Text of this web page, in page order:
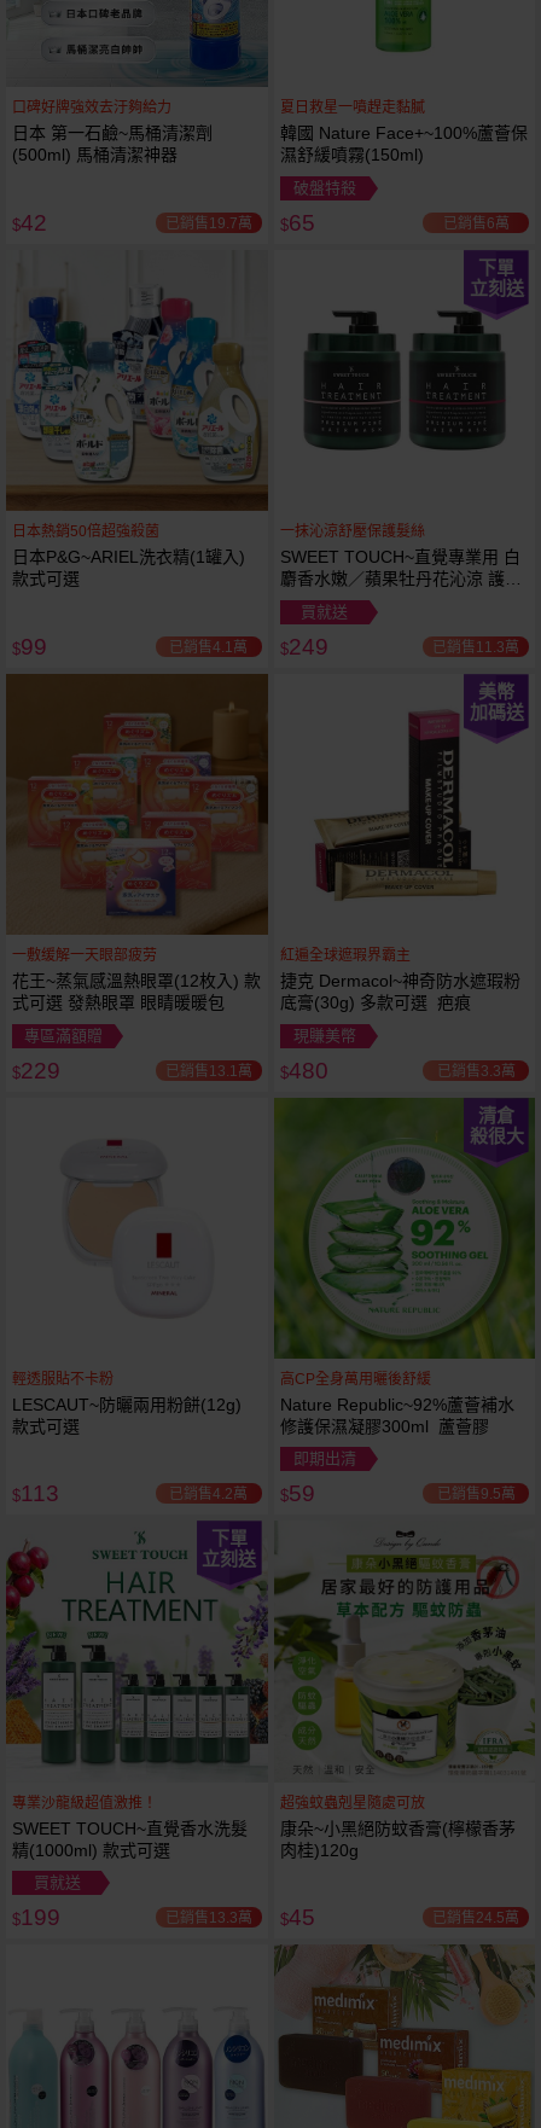
口碑好牌強效去汙夠給力
日本 第一石鹼~馬桶清潔劑
(500ml) 馬桶清潔神器
$42 已銷售19.7萬
夏日救星一噴趕走黏膩
韓國 Nature Face+~100%蘆薈保
濕舒緩噴霧(150ml)
破盤特殺
$65 已銷售6萬
日本熱銷50倍超強殺菌
日本P&G~ARIEL洗衣精(1罐入)
款式可選
$99 已銷售4.1萬
下單
立刻送
一抹沁涼舒壓保護髮絲
SWEET TOUCH~直覺專業用 白
麝香水嫩／蘋果牡丹花沁涼 護髮
膜(1000ml) 款式可選 全新包裝
買就送
$249 已銷售11.3萬
一敷缓解一天眼部疲劳
花王~蒸氣感溫熱眼罩(12枚入) 款
式可選 發熱眼罩 眼睛暖暖包
專區滿額贈
$229 已銷售13.1萬
美幣
加碼送
紅遍全球遮瑕界霸主
捷克 Dermacol~神奇防水遮瑕粉
底膏(30g) 多款可選 疤痕
現賺美幣
$480 已銷售3.3萬
輕透服貼不卡粉
LESCAUT~防曬兩用粉餅(12g)
款式可選
$113 已銷售4.2萬
清倉
殺很大
高CP全身萬用曬後舒緩
Nature Republic~92%蘆薈補水
修護保濕凝膠300ml 蘆薈膠
即期出清
$59 已銷售9.5萬
下單
立刻送
專業沙龍級超值激推！
SWEET TOUCH~直覺香水洗髮
精(1000ml) 款式可選
買就送
$199 已銷售13.3萬
超強蚊蟲剋星隨處可放
康朵~小黑絕防蚊香膏(檸檬香茅
肉桂)120g
$45 已銷售24.5萬